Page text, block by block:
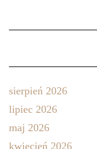
sierpień 2026
lipiec 2026
maj 2026
kwiecień 2026